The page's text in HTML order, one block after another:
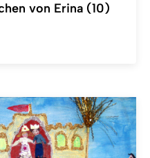
von Erina (10)